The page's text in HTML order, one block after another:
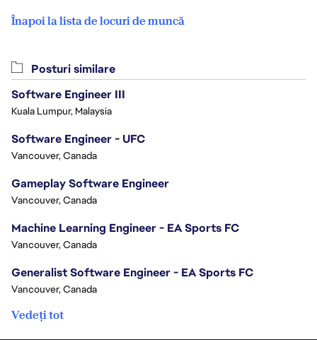
Înapoi la lista de locuri de muncă
Posturi similare
Software Engineer III
Kuala Lumpur, Malaysia
Software Engineer - UFC
Vancouver, Canada
Gameplay Software Engineer
Vancouver, Canada
Machine Learning Engineer - EA Sports FC
Vancouver, Canada
Generalist Software Engineer - EA Sports FC
Vancouver, Canada
Vedeți tot